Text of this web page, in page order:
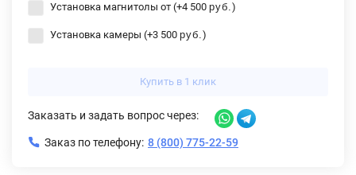
Установка магнитолы от (+4 500 руб. )
Установка камеры (+3 500 руб. )
Купить в 1 клик
Заказать и задать вопрос через:
Заказ по телефону: 8 (800) 775-22-59